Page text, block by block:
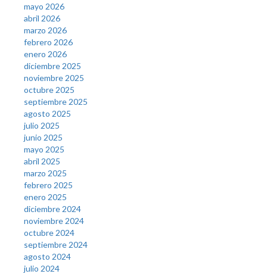
mayo 2026
abril 2026
marzo 2026
febrero 2026
enero 2026
diciembre 2025
noviembre 2025
octubre 2025
septiembre 2025
agosto 2025
julio 2025
junio 2025
mayo 2025
abril 2025
marzo 2025
febrero 2025
enero 2025
diciembre 2024
noviembre 2024
octubre 2024
septiembre 2024
agosto 2024
julio 2024